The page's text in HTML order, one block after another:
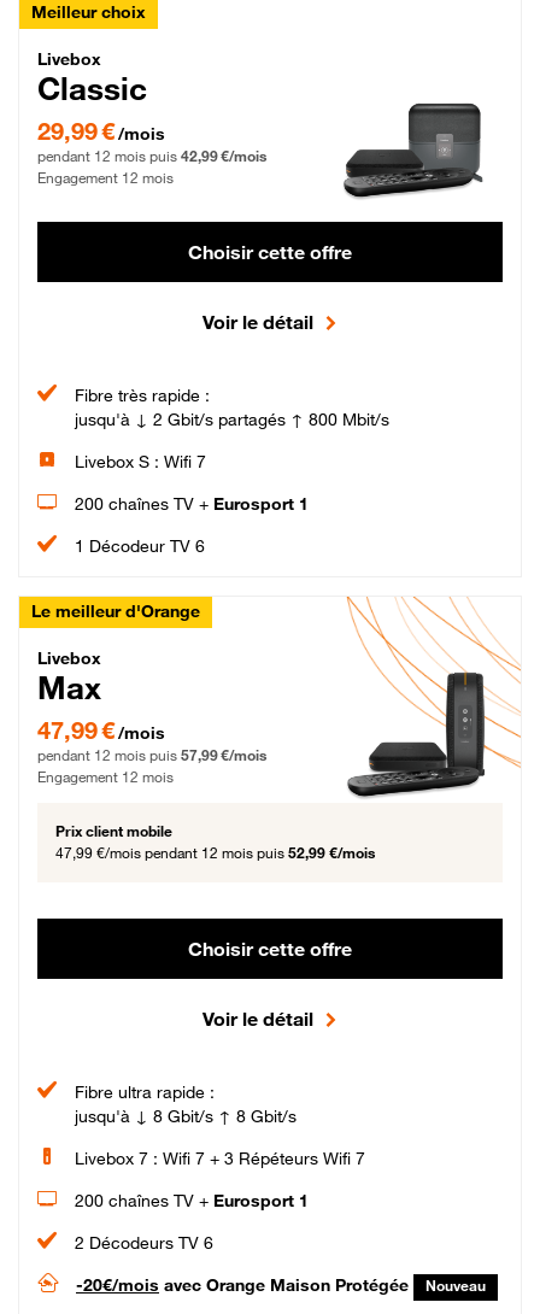
Meilleur choix
Livebox Classic Fibre
Livebox
Classic
29,99 € par mois pendant 12 mois puis 42,99 € par mois, Engagement 12 mois
29,99 €/mois
pendant 12 mois puis 42,99 €/mois
Engagement 12 mois
Choisir cette offre
Voir le détail
Fibre très rapide :
jusqu'à ↓ 2 Gbit/s partagés ↑ 800 Mbit/s
Livebox S : Wifi 7
200 chaînes TV + Eurosport 1
1 Décodeur TV 6
Le meilleur d'Orange
Livebox Max Fibre
Livebox
Max
47,99 € par mois pendant 12 mois puis 57,99 € par mois, Engagement 12 mois
47,99 €/mois
pendant 12 mois puis 57,99 €/mois
Engagement 12 mois
Prix client mobile
47,99 €/mois pendant 12 mois puis 52,99 €/mois
Choisir cette offre
Voir le détail
Fibre ultra rapide :
jusqu'à ↓ 8 Gbit/s ↑ 8 Gbit/s
Livebox 7 : Wifi 7 + 3 Répéteurs Wifi 7
200 chaînes TV + Eurosport 1
2 Décodeurs TV 6
-20€/mois avec Orange Maison Protégée Nouveau